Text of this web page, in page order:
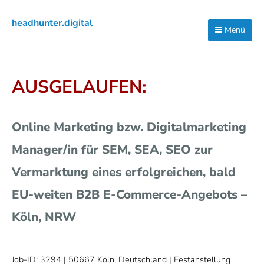
Hauptnavigation
Inhalt
Seitenspalte
headhunter.digital
Menü
AUSGELAUFEN:
Online Marketing bzw. Digitalmarketing
Manager/in für SEM, SEA, SEO zur
Vermarktung eines erfolgreichen, bald
EU-weiten B2B E-Commerce-Angebots –
Köln, NRW
Job-ID: 3294 | 50667 Köln, Deutschland | Festanstellung